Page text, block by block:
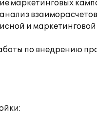
маркетинговых
и маркетинговой
по внедрению